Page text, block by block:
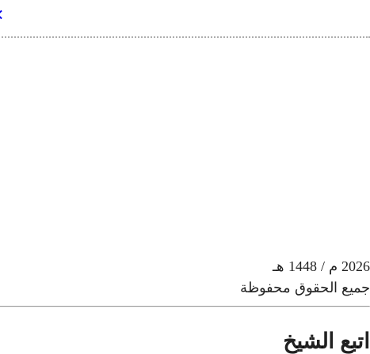
2026 م / 1448 هـ
جميع الحقوق محفوظة
اتبع الشيخ